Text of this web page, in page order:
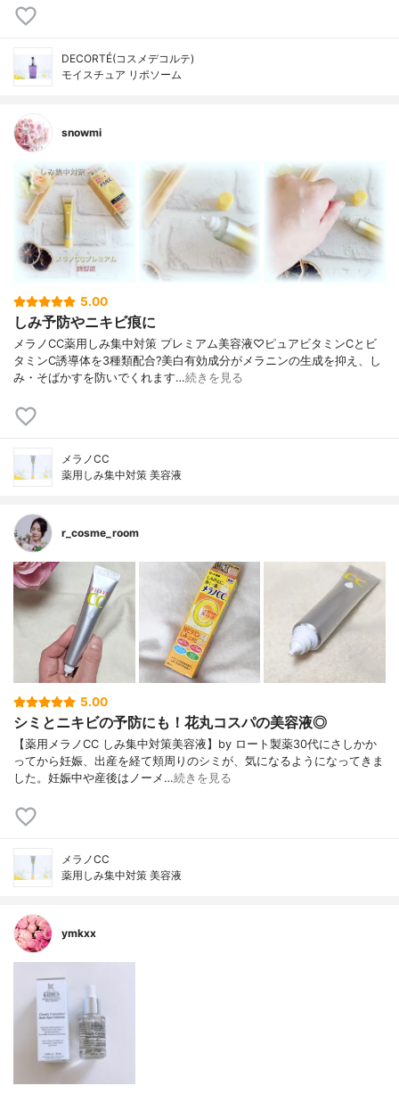
DECORTÉ(コスメデコルテ)
モイスチュア リポソーム
snowmi
5.00
しみ予防やニキビ痕に
メラノCC薬用しみ集中対策 プレミアム美容液♡ピュアビタミンCとビ
タミンC誘導体を3種類配合?美白有効成分がメラニンの生成を抑え、し
み・そばかすを防いでくれます…続きを見る
メラノCC
薬用しみ集中対策 美容液
r_cosme_room
5.00
シミとニキビの予防にも！花丸コスパの美容液◎
【薬用メラノCC しみ集中対策美容液】by ロート製薬30代にさしかか
ってから妊娠、出産を経て頬周りのシミが、気になるようになってきま
した。妊娠中や産後はノーメ…続きを見る
メラノCC
薬用しみ集中対策 美容液
ymkxx